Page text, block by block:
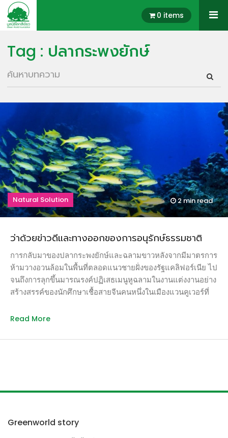
0 items
Tag : ปลากระพงยักษ์
Natural Solution 2 minread
ว่าด้วยข่าวดีและทางออกของการอนุรักษ์ธรรมชาติ
การกลับมาของปลากระพงยักษ์และฉลามขาวหลังจากมีมาตรการ
ห้ามวางอวนล้อมในพื้นที่ตลอดแนวชายฝั่งของรัฐแคลิฟอร์เนีย ไป
จนถึงการลุกขึ้นมารณรงค์ปฏิเสธเมนูหูฉลามในงานแต่งงานอย่าง
สร้างสรรค์ของนักศึกษาเชื้อสายจีนคนหนึ่งในเมืองแวนคูเวอร์ที่
Read More
Greenworld story